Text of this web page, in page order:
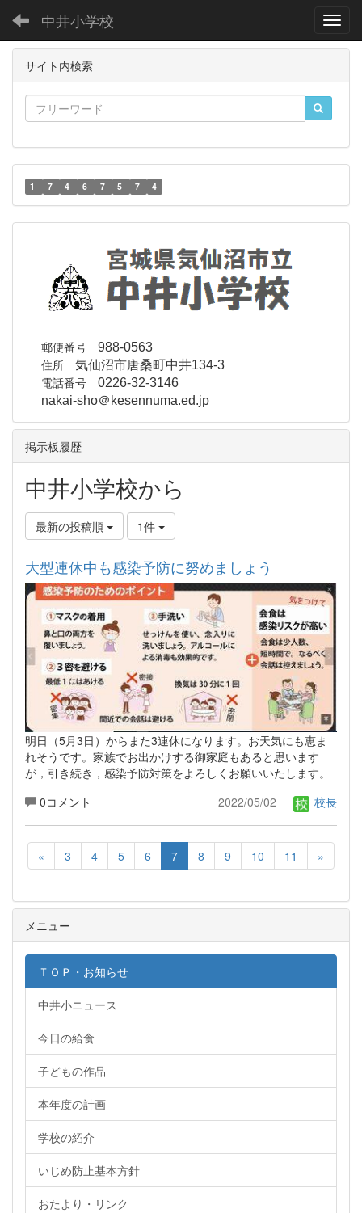
中井小学校
サイト内検索
1 7 4 6 7 5 7 4
郵便番号 988-0563
住所 気仙沼市唐桑町中井134-3
電話番号 0226-32-3146
nakai-sho＠kesennuma.ed.jp
掲示板履歴
中井小学校から
最新の投稿順 1件
大型連休中も感染予防に努めましょう
明日（5月3日）からまた3連休になります。お天気にも恵ま
れそうです。家族でお出かけする御家庭もあると思います
が，引き続き，感染予防対策をよろしくお願いいたします。
0コメント
2022/05/02 校長
« 3 4 5 6 7 8 9 10 11 »
メニュー
ＴＯＰ・お知らせ
中井小ニュース
今日の給食
子どもの作品
本年度の計画
学校の紹介
いじめ防止基本方針
おたより・リンク